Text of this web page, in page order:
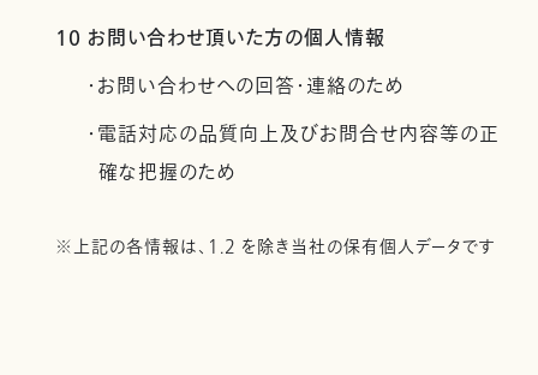
10 お問い合わせ頂いた方の個人情報
・お問い合わせへの回答・連絡のため
・電話対応の品質向上及びお問合せ内容等の正
確な把握のため
※上記の各情報は、1.2 を除き当社の保有個人データです